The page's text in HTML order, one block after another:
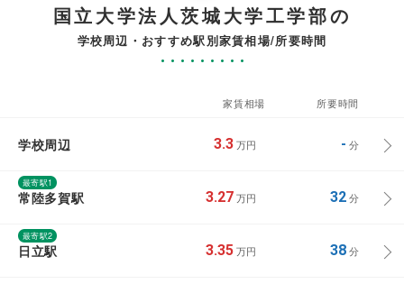
国立大学法人茨城大学工学部の
学校周辺・おすすめ駅別家賃相場/所要時間
家賃相場 所要時間
学校周辺 3.3 万円 - 分
最寄駅1
常陸多賀駅 3.27 万円 32分
最寄駅2
日立駅 3.35 万円 38分